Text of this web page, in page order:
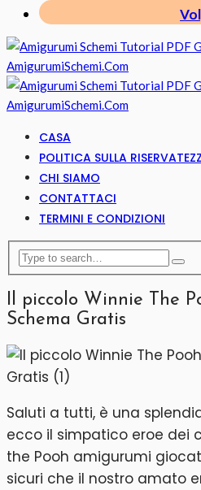
CASA
POLITICA SULLA
CHI SIAMO
CONTATTACI
TERMINI E CONDIZIONI
Il piccolo Winnie The
Schema Gratis
Saluti a tutti, è una
ecco il simpatico eroe dei
the Pooh amigurumi
sicuri che il nostro amato